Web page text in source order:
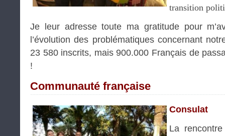
transition
Je leur adresse toute ma gratitude pour
l’évolution des problématiques concernant
23 580 inscrits, mais 900.000 Français de
!
Communauté française
Consulat
La